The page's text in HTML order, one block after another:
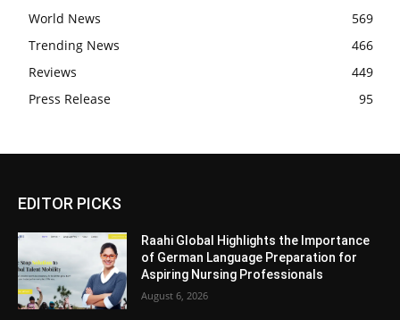
World News
569
Trending News
466
Reviews
449
Press Release
95
EDITOR PICKS
Raahi Global Highlights the Importance
of German Language Preparation for
Aspiring Nursing Professionals
August 6, 2026